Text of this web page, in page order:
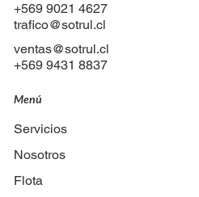
+569 9021 4627
trafico@sotrul.cl
ventas@sotrul.cl
+569 9431 8837
Menú
Servicios
Nosotros
Flota